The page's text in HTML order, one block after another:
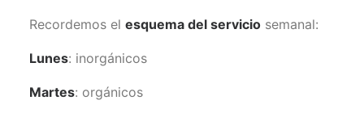
Recordemos el esquema del servicio semanal:
Lunes: inorgánicos
Martes: orgánicos